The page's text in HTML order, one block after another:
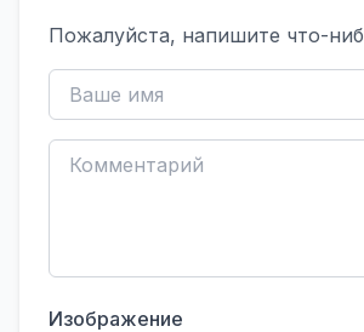
Пожалуйста, напишите что-
Изображение